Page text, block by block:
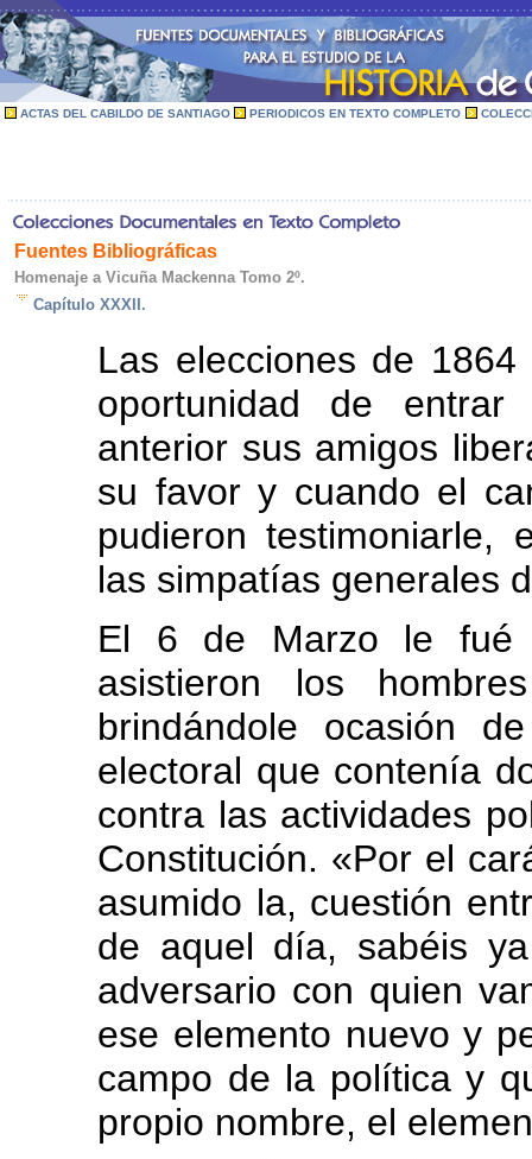
ACTAS DEL CABILDO DE SANTIAGO PERIODICOS EN TEXTO COMPLETO
Fuentes Bibliográficas
Homenaje a Vicuña Mackenna Tomo 2º.
Capítulo XXXII.
Las elecciones de
oportunidad de
anterior sus amigos
su favor y cuando el
pudieron testimoniarle,
las simpatías generales
El 6 de Marzo le fué
asistieron los
brindándole ocasión
electoral que contenía
contra las actividades
Constitución. «Por el
asumido la, cuestión
de aquel día, sabéis
adversario con quien
ese elemento nuevo y
campo de la política y
propio nombre, el